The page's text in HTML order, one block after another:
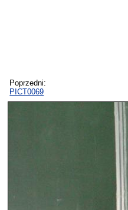
Poprzedni:
PICT0069